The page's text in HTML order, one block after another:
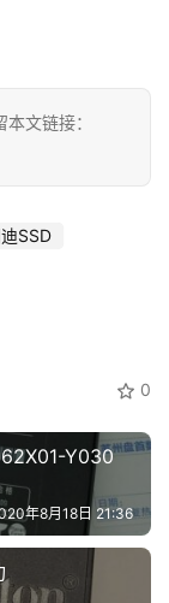
文链接：
SSD
0
Y030
年8月18日 21:36